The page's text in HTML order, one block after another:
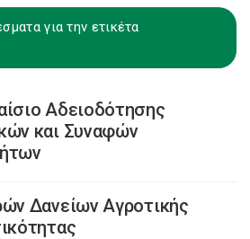
για την ετικέτα
Αδειοδότησης
και Συναφών
Δανείων Αγροτικής